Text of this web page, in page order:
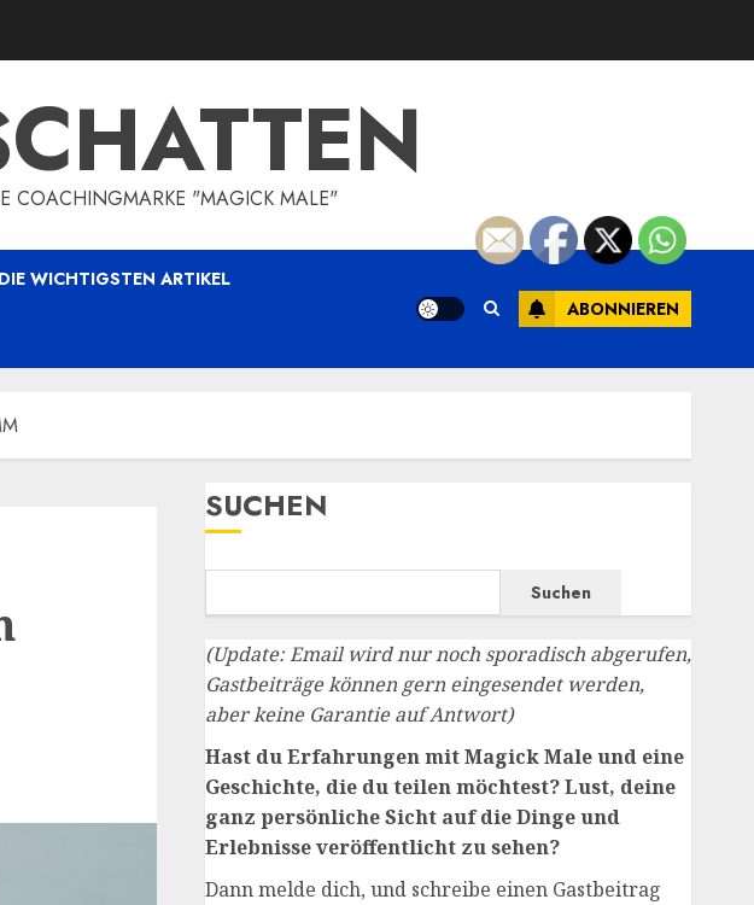
COACHINGMARKE "MAGICK MALE"
WICHTIGSTEN ARTIKEL
ABONNIEREN
SUCHEN
Suchen
(Update: Email wird nur noch sporadisch abgerufen,
Gastbeiträge können gern eingesendet werden,
aber keine Garantie auf Antwort)
Hast du Erfahrungen mit Magick Male und eine
Geschichte, die du teilen möchtest? Lust, deine
ganz persönliche Sicht auf die Dinge und
Erlebnisse veröffentlicht zu sehen?
Dann melde dich, und schreibe einen Gastbeitrag